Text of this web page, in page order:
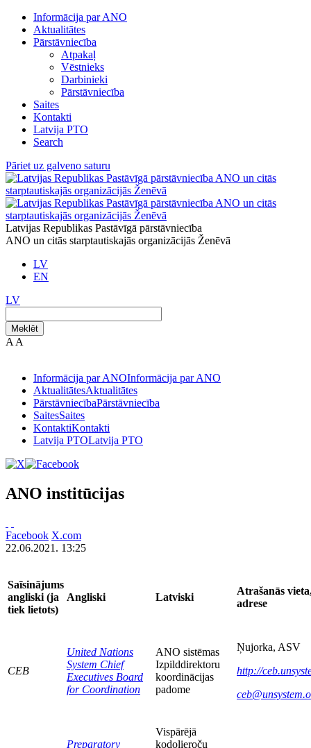
Informācija par ANO
Aktualitātes
Pārstāvniecība
Atpakaļ
Vēstnieks
Darbinieki
Pārstāvniecība
Saites
Kontakti
Latvija PTO
Search
Pāriet uz galveno saturu
Latvijas Republikas Pastāvīgā pārstāvniecība
ANO un citās starptautiskajās organizācijās Ženēvā
LV
EN
LV
Meklēt
A A
Informācija par ANOInformācija par ANO
AktualitātesAktualitātes
PārstāvniecībaPārstāvniecība
SaitesSaites
KontaktiKontakti
Latvija PTOLatvija PTO
ANO institūcijas
Facebook X.com
22.06.2021. 13:25
Saīsinājums
angliski (ja
tiek lietots)
Angliski Latviski
Atrašanās
adrese
CEB
United Nations
System Chief
Executives Board
for Coordination
ANO sistēmas
Izpilddirektoru
koordinācijas
padome
Ņujorka, ASV
http://
Preparatory
Vispārējā
kodolieroču